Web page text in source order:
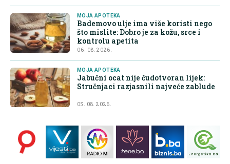
MOJA APOTEKA
Bademovo ulje ima više koristi nego
što mislite: Dobro je za kožu, srce i
kontrolu apetita
06. 08. 2026.
MOJA APOTEKA
Jabučni ocat nije čudotvoran lijek:
Stručnjaci razjasnili najveće zablude
05. 08. 2026.